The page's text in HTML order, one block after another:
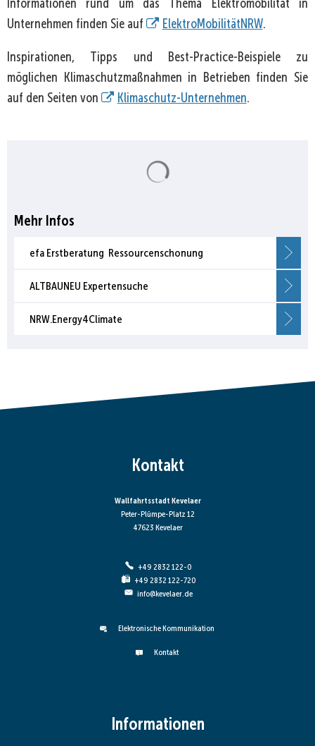
Informationen rund um das Thema Elektromobilität in
Unternehmen finden Sie auf
ElektroMobilitätNRW.
Inspirationen, Tipps und Best-Practice-Beispiele zu
möglichen Klimaschutzmaßnahmen in Betrieben finden Sie
auf den Seiten von
Klimaschutz-Unternehmen.
Mehr Infos
efa Erstberatung Ressourcenschonung
ALTBAUNEU Expertensuche
NRW.Energy4Climate
Kontakt
Wallfahrtsstadt Kevelaer
Peter-Plümpe-Platz 12
47623 Kevelaer
+49 2832 122-0
+49 2832 122-720
info@kevelaer.de
Elektronische Kommunikation
Kontakt
Informationen